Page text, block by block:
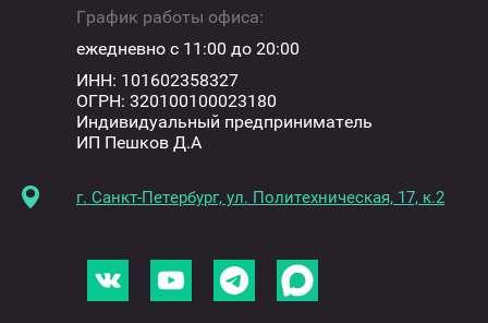
График работы офиса:
ежедневно с 11:00 до 20:00
ИНН: 101602358327
ОГРН: 320100100023180
Индивидуальный предприниматель
ИП Пешков Д.А
г. Санкт-Петербург, ул. Политехническая, 17, к.2